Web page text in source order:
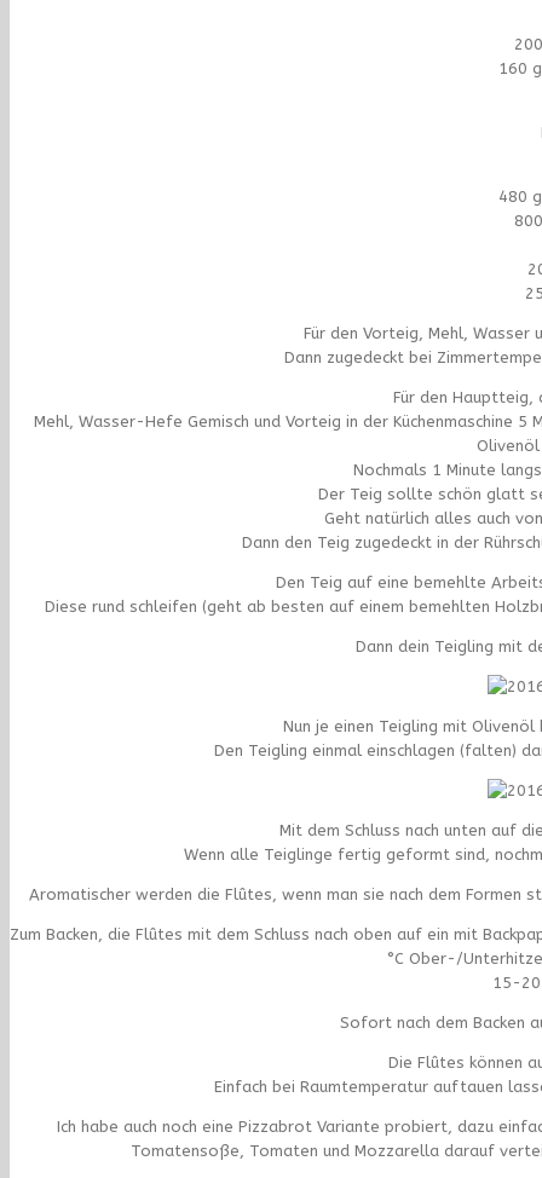
160
480
Für den Vorteig, Mehl, Wasser
Dann zugedeckt bei
Für den Hauptteig,
Mehl, Wasser-Hefe Gemisch und Vorteig in der Küchenmaschine
Olivenöl
Nochmals 1 Minute
Der Teig sollte schön glatt
Geht natürlich alles auch
Dann den Teig zugedeckt in der
Den Teig auf eine bemehlte
Diese rund schleifen (geht ab besten auf einem bemehlten
Dann dein Teigling mit
Nun je einen Teigling mit
Den Teigling einmal einschlagen (falten)
Mit dem Schluss nach unten auf
Wenn alle Teiglinge fertig geformt sind,
Aromatischer werden die Flûtes, wenn man sie nach dem Formen
Zum Backen, die Flûtes mit dem Schluss nach oben auf ein mit
°C Ober-/
15-20
Sofort nach dem Backen
Die Flûtes können
Einfach bei Raumtemperatur auftauen
Ich habe auch noch eine Pizzabrot Variante probiert, dazu
Tomatensoße, Tomaten und Mozzarella darauf